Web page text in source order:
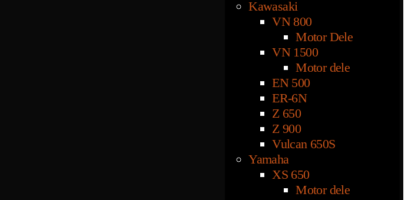
Kawasaki
VN 800
Motor Dele
VN 1500
Motor dele
EN 500
ER-6N
Z 650
Z 900
Vulcan 650S
Yamaha
XS 650
Motor dele